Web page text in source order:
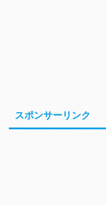
スポンサーリンク